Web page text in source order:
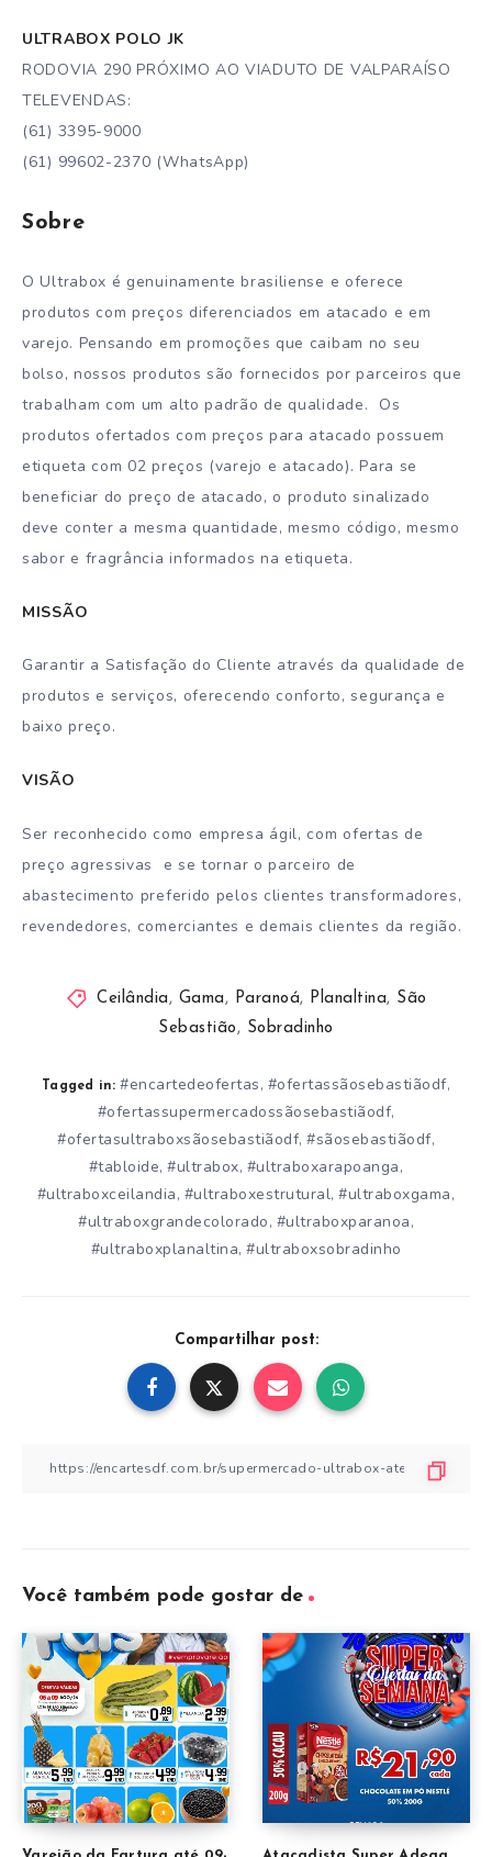
ULTRABOX POLO JK
RODOVIA 290 PRÓXIMO AO VIADUTO DE VALPARAÍSO
TELEVENDAS:
(61) 3395-9000
(61) 99602-2370 (WhatsApp)
Sobre
O Ultrabox é genuinamente brasiliense e oferece
produtos com preços diferenciados em atacado e em
varejo. Pensando em promoções que caibam no seu
bolso, nossos produtos são fornecidos por parceiros que
trabalham com um alto padrão de qualidade. Os
produtos ofertados com preços para atacado possuem
etiqueta com 02 preços (varejo e atacado). Para se
beneficiar do preço de atacado, o produto sinalizado
deve conter a mesma quantidade, mesmo código, mesmo
sabor e fragrância informados na etiqueta.
MISSÃO
Garantir a Satisfação do Cliente através da qualidade de
produtos e serviços, oferecendo conforto, segurança e
baixo preço.
VISÃO
Ser reconhecido como empresa ágil, com ofertas de
preço agressivas e se tornar o parceiro de
abastecimento preferido pelos clientes transformadores,
revendedores, comerciantes e demais clientes da região.
Ceilândia , Gama , Paranoá, Planaltina, São
Sebastião , Sobradinho
Tagged in: #encartedeofertas, #ofertassãosebastiãodf,
#ofertassupermercadossãosebastiãodf,
#ofertasultraboxsãosebastiãodf, #sãosebastiãodf,
#tabloide,#ultrabox, #ultraboxarapoanga,
#ultraboxceilandia, #ultraboxestrutural,#ultraboxgama,
#ultraboxgrandecolorado, #ultraboxparanoa,
#ultraboxplanaltina, #ultraboxsobradinho
Compartilhar post:
Você também pode gostar de